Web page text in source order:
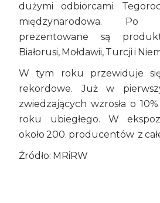
dużymi odbiorcami.
międzynarodowa. Po
prezentowane są
Białorusi, Mołdawii, Turcji i
W tym roku przewiduje
rekordowe. Już w
zwiedzających wzrosła o
roku ubiegłego. W
około 200. producentów z
Źródło: MRiRW